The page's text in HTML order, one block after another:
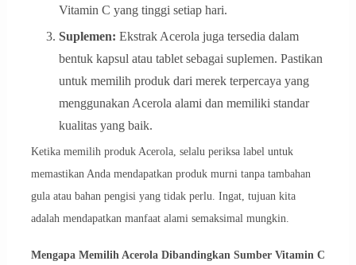
Vitamin C yang tinggi setiap hari.
Suplemen: Ekstrak Acerola juga tersedia dalam
bentuk kapsul atau tablet sebagai suplemen. Pastikan
untuk memilih produk dari merek terpercaya yang
menggunakan Acerola alami dan memiliki standar
kualitas yang baik.
Ketika memilih produk Acerola, selalu periksa label untuk
memastikan Anda mendapatkan produk murni tanpa tambahan
gula atau bahan pengisi yang tidak perlu. Ingat, tujuan kita
adalah mendapatkan manfaat alami semaksimal mungkin.
Mengapa Memilih Acerola Dibandingkan Sumber Vitamin C